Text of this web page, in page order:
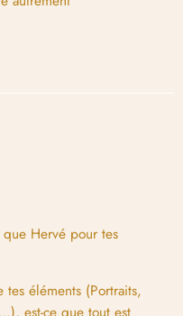
que Hervé pour tes
éléments (Portraits,